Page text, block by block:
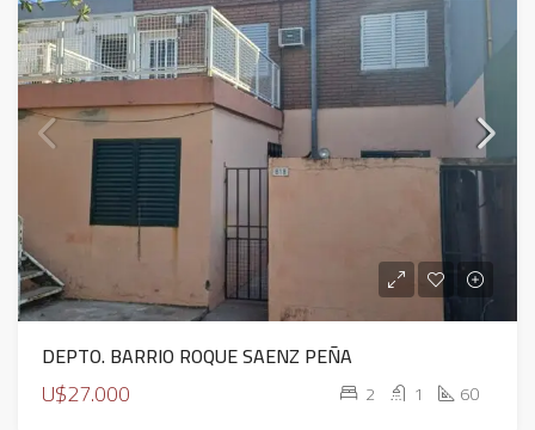
DEPTO. BARRIO ROQUE SAENZ PEÑA
U$27.000 2 1 60